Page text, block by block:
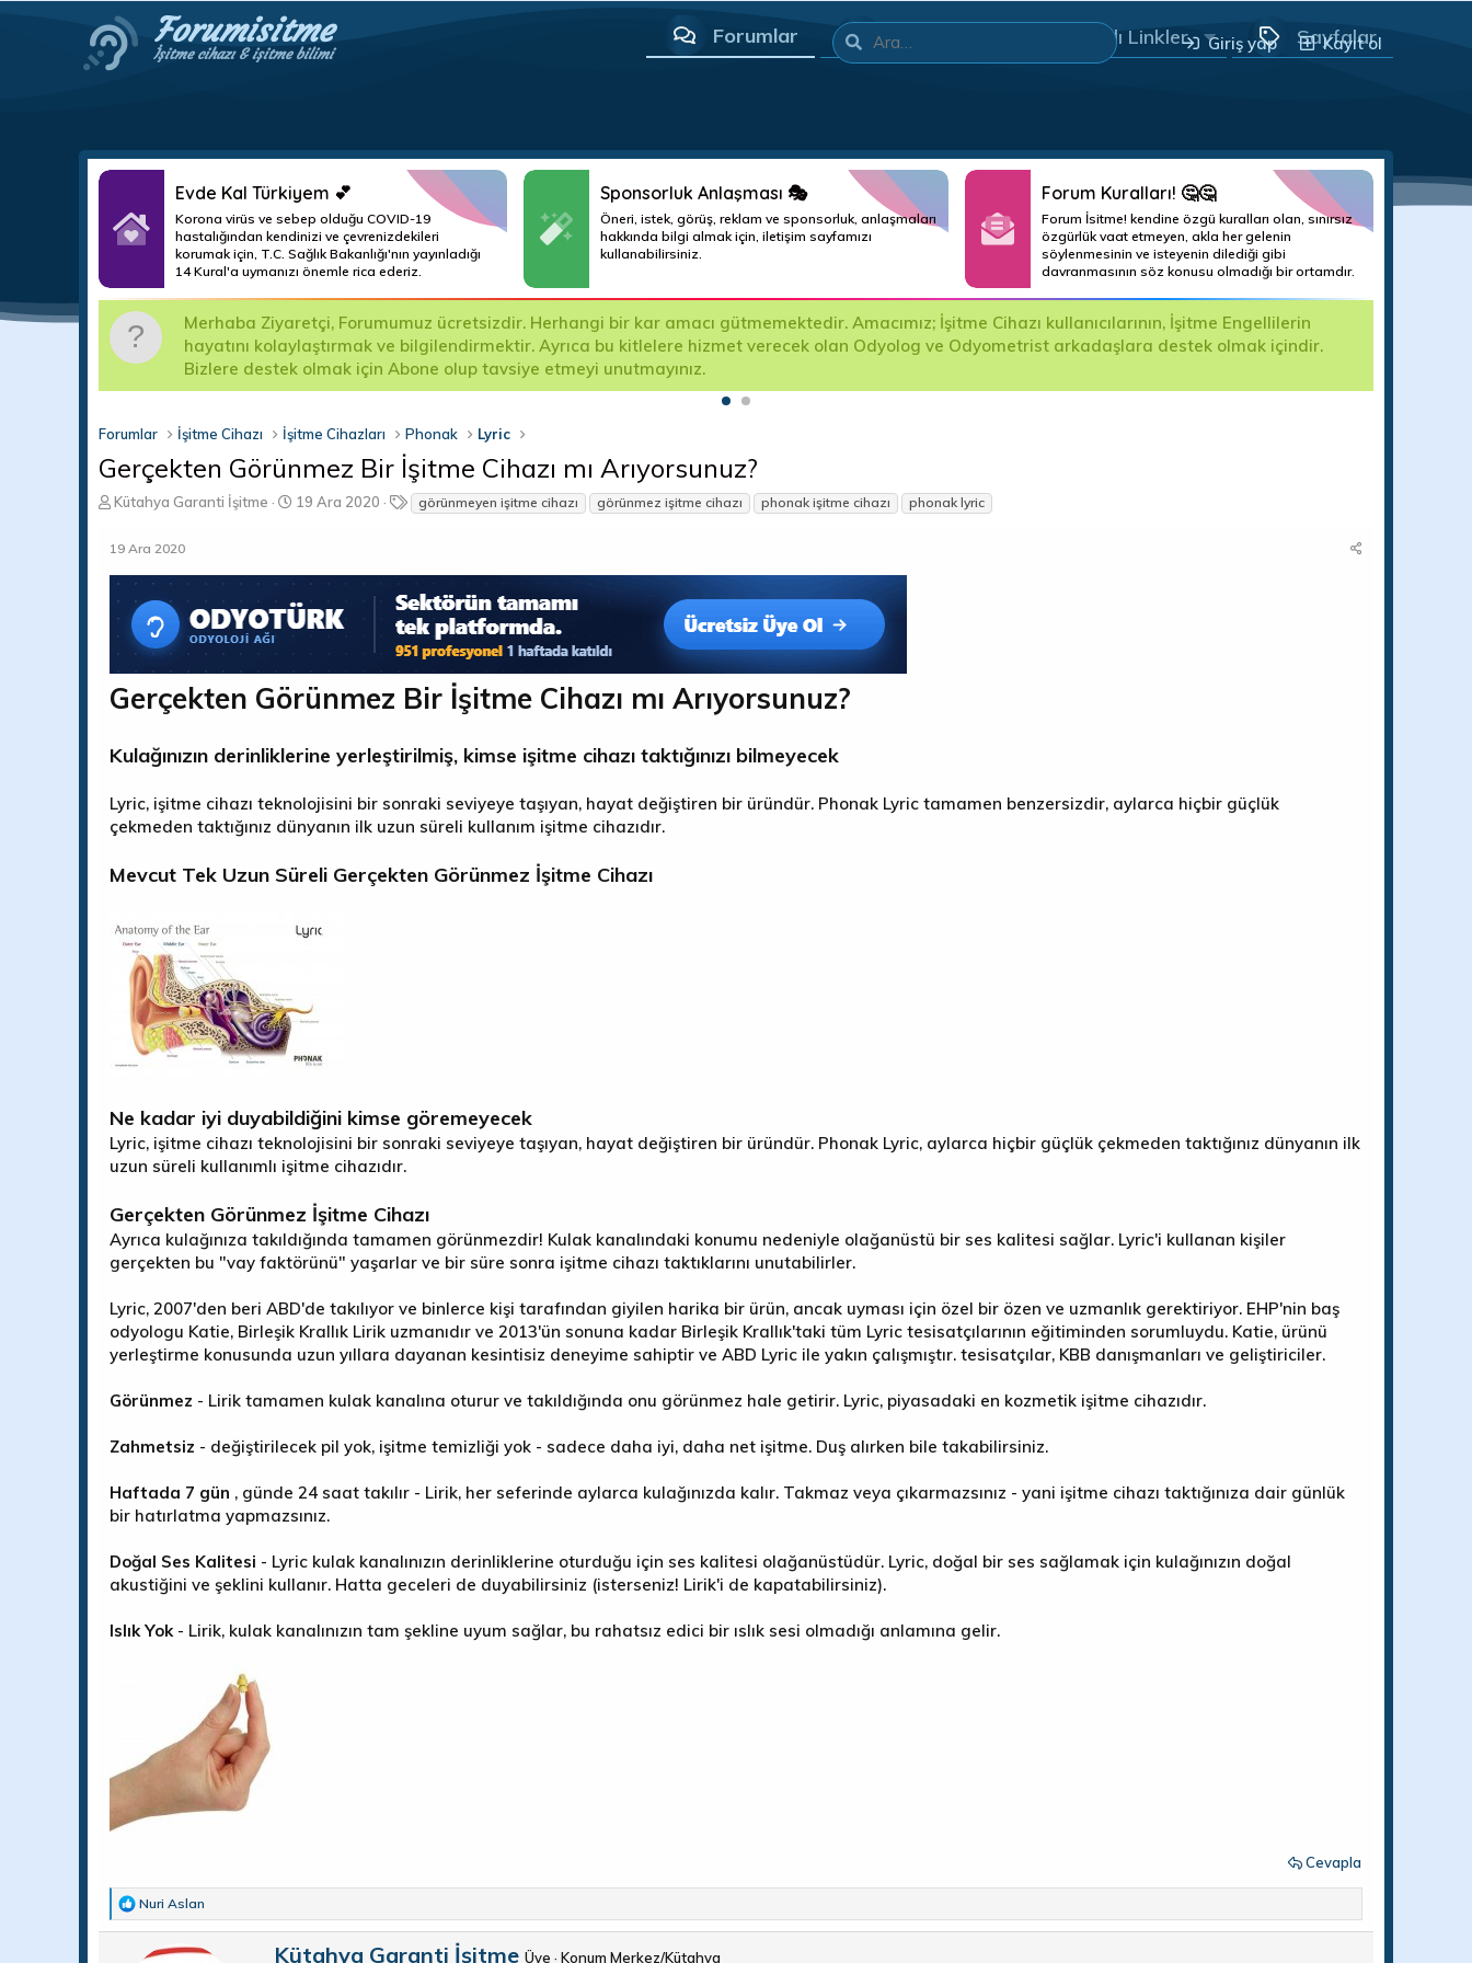
Forumisitme
İşitme cihazı & işitme bilimi
Giriş yap Kayıt ol
Forumlar Neler yeni Yararlı Linkler Sayfalar
Evde Kal Türkiyem 💕
Korona virüs ve sebep olduğu COVID-19
hastalığından kendinizi ve çevrenizdekileri
korumak için, T.C. Sağlık Bakanlığı'nın yayınladığı
14 Kural'a uymanızı önemle rica ederiz.
Sponsorluk Anlaşması 🎭
Öneri, istek, görüş, reklam ve sponsorluk, anlaşmaları
hakkında bilgi almak için, iletişim sayfamızı
kullanabilirsiniz.
Forum Kuralları! 🤔🤔
Forum İsitme! kendine özgü kuralları olan, sınırsız
özgürlük vaat etmeyen, akla her gelenin
söylenmesinin ve isteyenin dilediği gibi
davranmasının söz konusu olmadığı bir ortamdır.
Değerli Forum Kullanıcılarımız; Şikayet kısımlarında açılan asılsız şikayetlerden forumumuz sorumlu değildir. Asılsız şikayet yapan kişiler için forum
kullanıma kapatılacak ve mesajları silinecektir. Asılsız şikayet yapan kişilere ait bilgiler resmi kanalla forumumuzdan talep edildiğinde ilgili kuruma teslim
edilecektir.
Forumlar İşitme Cihazı İşitme Cihazları Phonak Lyric
Gerçekten Görünmez Bir İşitme Cihazı mı Arıyorsunuz?
K
u
y
u
b
ş
l
a
Kütahya Garanti İşitme
B
a
n
g
t
a
h
19 Ara 2020
E
e
t
e
r
görünmeyen işitme cihazı görünmez işitme cihazı phonak işitme cihazı phonak lyric
19 Ara 2020
Gerçekten Görünmez Bir İşitme Cihazı mı Arıyorsunuz?
Kulağınızın derinliklerine yerleştirilmiş, kimse işitme cihazı taktığınızı bilmeyecek
Lyric, işitme cihazı teknolojisini bir sonraki seviyeye taşıyan, hayat değiştiren bir üründür. Phonak Lyric tamamen benzersizdir, aylarca hiçbir güçlük
çekmeden taktığınız dünyanın ilk uzun süreli kullanım işitme cihazıdır.
Mevcut Tek Uzun Süreli Gerçekten Görünmez İşitme Cihazı
Ne kadar iyi duyabildiğini kimse göremeyecek
Lyric, işitme cihazı teknolojisini bir sonraki seviyeye taşıyan, hayat değiştiren bir üründür. Phonak Lyric, aylarca hiçbir güçlük çekmeden taktığınız dünyanın ilk
uzun süreli kullanımlı işitme cihazıdır.
Gerçekten Görünmez İşitme Cihazı
Ayrıca kulağınıza takıldığında tamamen görünmezdir! Kulak kanalındaki konumu nedeniyle olağanüstü bir ses kalitesi sağlar. Lyric'i kullanan kişiler
gerçekten bu "vay faktörünü" yaşarlar ve bir süre sonra işitme cihazı taktıklarını unutabilirler.
Lyric, 2007'den beri ABD'de takılıyor ve binlerce kişi tarafından giyilen harika bir ürün, ancak uyması için özel bir özen ve uzmanlık gerektiriyor. EHP'nin baş
odyologu Katie, Birleşik Krallık Lirik uzmanıdır ve 2013'ün sonuna kadar Birleşik Krallık'taki tüm Lyric tesisatçılarının eğitiminden sorumluydu. Katie, ürünü
yerleştirme konusunda uzun yıllara dayanan kesintisiz deneyime sahiptir ve ABD Lyric ile yakın çalışmıştır. tesisatçılar, KBB danışmanları ve geliştiriciler.
Görünmez - Lirik tamamen kulak kanalına oturur ve takıldığında onu görünmez hale getirir. Lyric, piyasadaki en kozmetik işitme cihazıdır.
Zahmetsiz - değiştirilecek pil yok, işitme temizliği yok - sadece daha iyi, daha net işitme. Duş alırken bile takabilirsiniz.
Haftada 7 gün , günde 24 saat takılır - Lirik, her seferinde aylarca kulağınızda kalır. Takmaz veya çıkarmazsınız - yani işitme cihazı taktığınıza dair günlük
bir hatırlatma yapmazsınız.
Doğal Ses Kalitesi - Lyric kulak kanalınızın derinliklerine oturduğu için ses kalitesi olağanüstüdür. Lyric, doğal bir ses sağlamak için kulağınızın doğal
akustiğini ve şeklini kullanır. Hatta geceleri de duyabilirsiniz (isterseniz! Lirik'i de kapatabilirsiniz).
Islık Yok - Lirik, kulak kanalınızın tam şekline uyum sağlar, bu rahatsız edici bir ıslık sesi olmadığı anlamına gelir.
Cevapla
T
e
p
k
Nuri Aslan
Y
Kütahya Garanti İşitme Üye · Konum Merkez/Kütahya